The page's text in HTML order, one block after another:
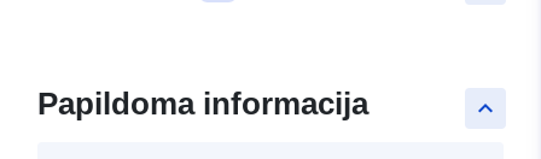
keyboard_arrow_up
Papildoma informacija